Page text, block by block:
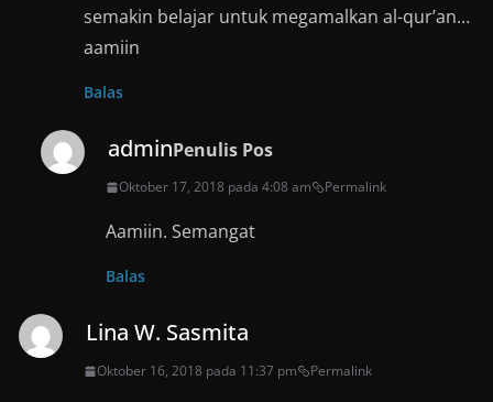
semakin belajar untuk megamalkan al-qur’an…
aamiin
Balas
adminPenulis Pos
Oktober 17, 2018 pada 4:08 am Permalink
Aamiin. Semangat
Balas
Lina W. Sasmita
Oktober 16, 2018 pada 11:37 pm Permalink